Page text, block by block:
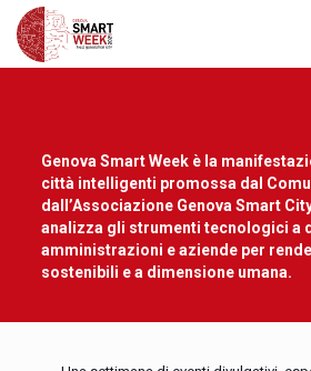
Genova Smart Week è la
città intelligenti promossa dal
dall’Associazione Genova Smart
analizza gli strumenti tecnologici a
amministrazioni e aziende per
sostenibili e a dimensione umana.